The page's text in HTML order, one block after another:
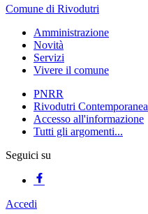
Comune di Rivodutri
Amministrazione
Novità
Servizi
Vivere il comune
PNRR
Rivodutri Contemporanea
Accesso all'informazione
Tutti gli argomenti...
Seguici su
Accedi